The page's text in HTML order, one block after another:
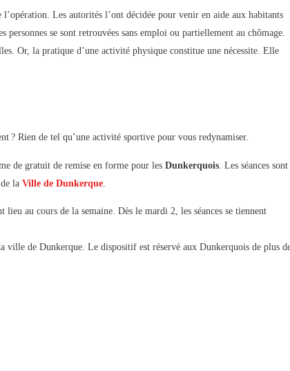
Les autorités l’ont décidée pour venir en aide aux habitants
se sont retrouvées sans emploi ou partiellement au chômage.
Or, la pratique d’une activité physique constitue une nécessite. Elle
? Rien de tel qu’une activité sportive pour vous redynamiser.
de gratuit de remise en forme pour les Dunkerquois . Les séances sont
la Ville de Dunkerque
au cours de la semaine. Dès le mardi 2, les séances se tiennent
de Dunkerque. Le dispositif est réservé aux Dunkerquois de plus